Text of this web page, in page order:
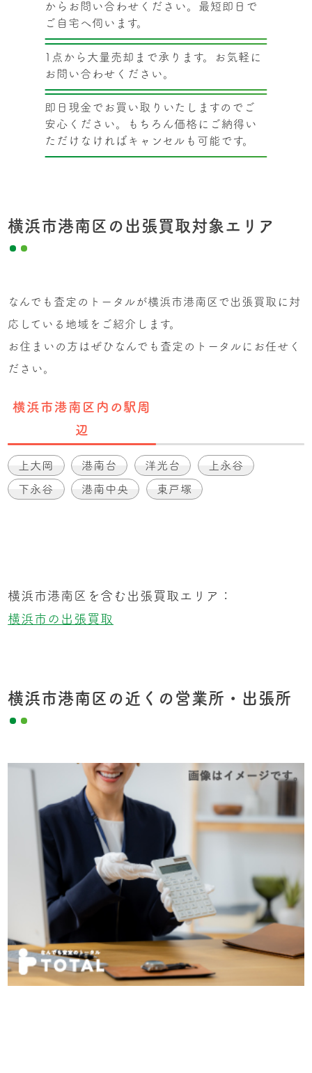
からお問い合わせください。最短即日で
ご自宅へ伺います。
1点から大量売却まで承ります。お気軽に
お問い合わせください。
即日現金でお買い取りいたしますのでご
安心ください。もちろん価格にご納得い
ただけなければキャンセルも可能です。
横浜市港南区の出張買取対象エリア
なんでも査定のトータルが横浜市港南区で出張買取に対
応している地域をご紹介します。
お住まいの方はぜひなんでも査定のトータルにお任せく
ださい。
横浜市港南区内の駅周
辺
上大岡 港南台 洋光台 上永谷
下永谷 港南中央 東戸塚
横浜市港南区を含む出張買取エリア：
横浜市の出張買取
横浜市港南区の近くの営業所・出張所